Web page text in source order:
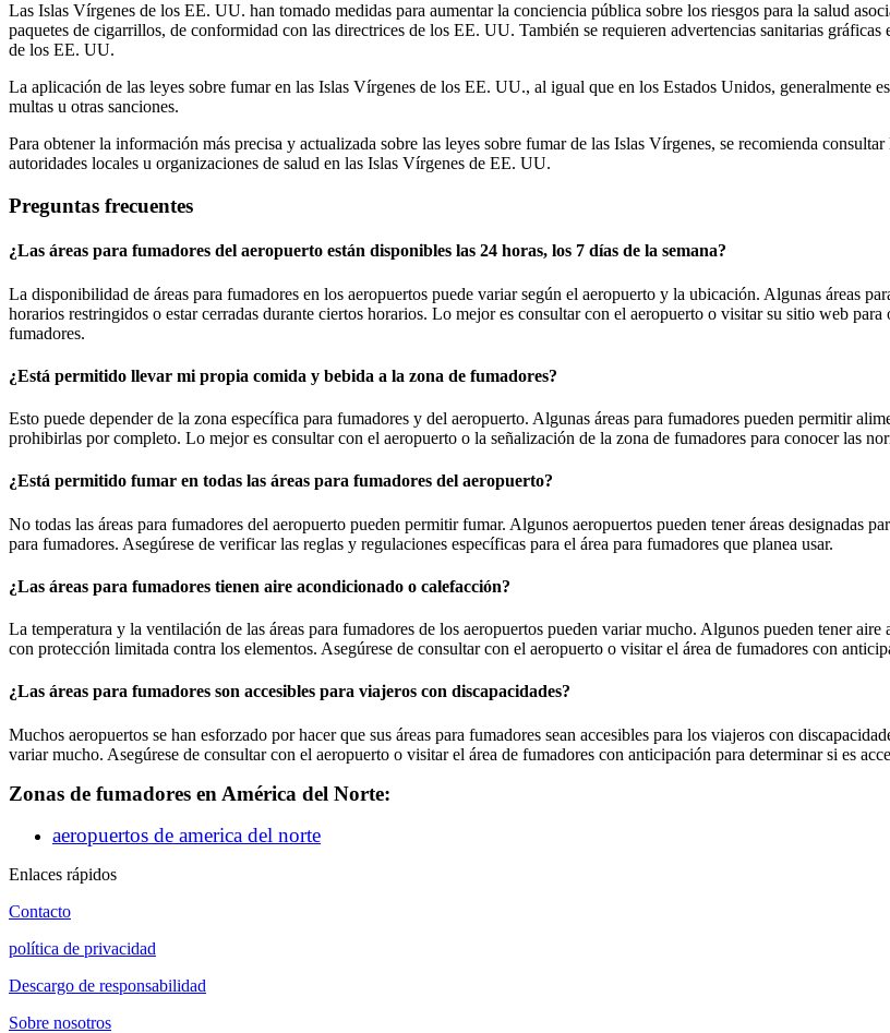
Las Islas Vírgenes de los EE. UU. han tomado medidas para aumentar la conciencia pública sobre los riesgos para la salud
paquetes de cigarrillos, de conformidad con las directrices de los EE. UU. También se requieren advertencias sanitarias
de los EE. UU.
La aplicación de las leyes sobre fumar en las Islas Vírgenes de los EE. UU., al igual que en los Estados Unidos, generalmente
multas u otras sanciones.
Para obtener la información más precisa y actualizada sobre las leyes sobre fumar de las Islas Vírgenes, se recomienda
autoridades locales u organizaciones de salud en las Islas Vírgenes de EE. UU.
Preguntas frecuentes
¿Las áreas para fumadores del aeropuerto están disponibles las 24 horas, los 7 días de la semana?
La disponibilidad de áreas para fumadores en los aeropuertos puede variar según el aeropuerto y la ubicación. Algunas áreas
horarios restringidos o estar cerradas durante ciertos horarios. Lo mejor es consultar con el aeropuerto o visitar su sitio web
fumadores.
¿Está permitido llevar mi propia comida y bebida a la zona de fumadores?
Esto puede depender de la zona específica para fumadores y del aeropuerto. Algunas áreas para fumadores pueden permitir
prohibirlas por completo. Lo mejor es consultar con el aeropuerto o la señalización de la zona de fumadores para conocer las
¿Está permitido fumar en todas las áreas para fumadores del aeropuerto?
No todas las áreas para fumadores del aeropuerto pueden permitir fumar. Algunos aeropuertos pueden tener áreas designadas
para fumadores. Asegúrese de verificar las reglas y regulaciones específicas para el área para fumadores que planea usar.
¿Las áreas para fumadores tienen aire acondicionado o calefacción?
La temperatura y la ventilación de las áreas para fumadores de los aeropuertos pueden variar mucho. Algunos pueden tener
con protección limitada contra los elementos. Asegúrese de consultar con el aeropuerto o visitar el área de fumadores con
¿Las áreas para fumadores son accesibles para viajeros con discapacidades?
Muchos aeropuertos se han esforzado por hacer que sus áreas para fumadores sean accesibles para los viajeros con
variar mucho. Asegúrese de consultar con el aeropuerto o visitar el área de fumadores con anticipación para determinar si es
Zonas de fumadores en América del Norte:
aeropuertos de america del norte
Enlaces rápidos
Contacto
política de privacidad
Descargo de responsabilidad
Sobre nosotros